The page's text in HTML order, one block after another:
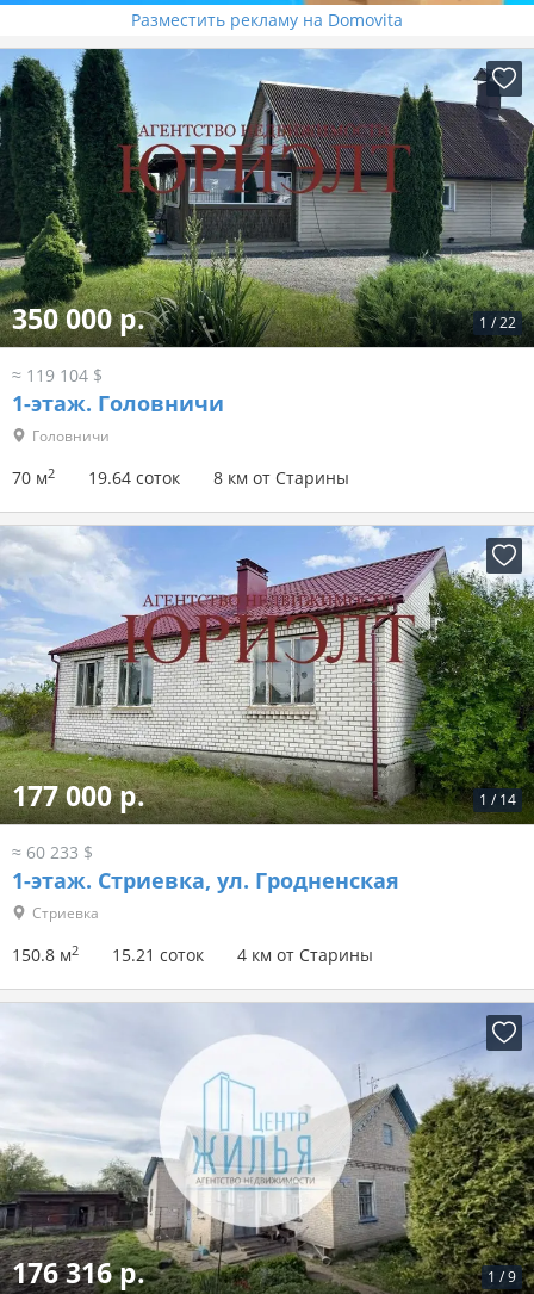
Разместить рекламу на Domovita
1 /22
350 000 р.
≈ 119 104 $
1-этаж. Головничи
Головничи
70 м2 19.64 соток 8 км от Старины
1 / 14
177 000 р.
≈ 60 233 $
1-этаж. Стриевка, ул. Гродненская
Стриевка
150.8 м2 15.21 соток 4 км от Старины
1 /9
176 316 р.